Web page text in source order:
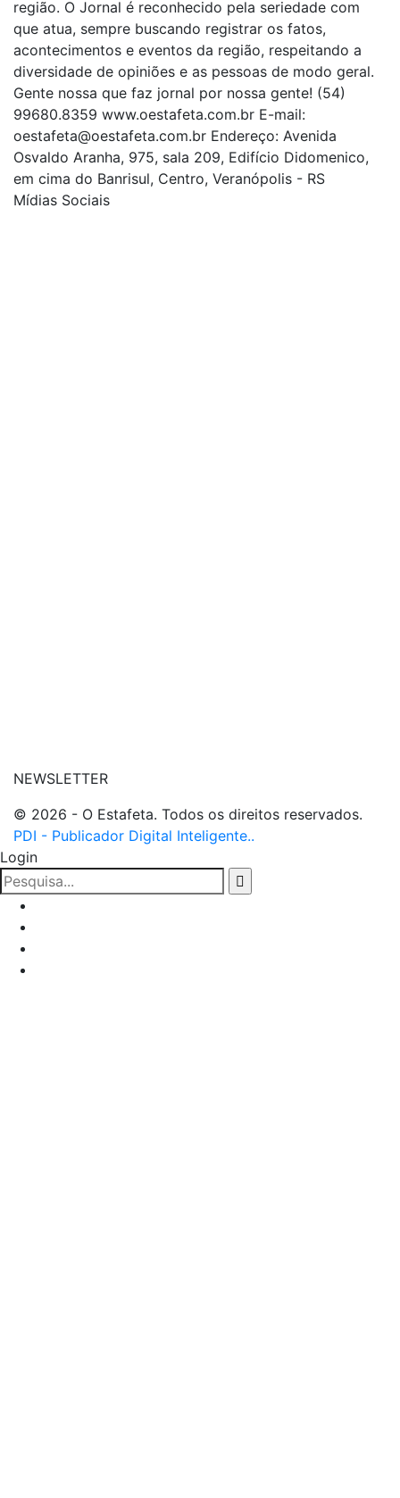
região. O Jornal é reconhecido pela seriedade com
que atua, sempre buscando registrar os fatos,
acontecimentos e eventos da região, respeitando a
diversidade de opiniões e as pessoas de modo geral.
Gente nossa que faz jornal por nossa gente! (54)
99680.8359 www.oestafeta.com.br E-mail:
oestafeta@oestafeta.com.br Endereço: Avenida
Osvaldo Aranha, 975, sala 209, Edifício Didomenico,
em cima do Banrisul, Centro, Veranópolis - RS
Mídias Sociais
NEWSLETTER
© 2026 - O Estafeta. Todos os direitos reservados.
PDI - Publicador Digital Inteligente..
Login